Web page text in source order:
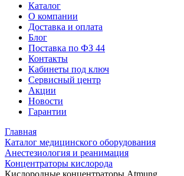
Каталог
О компании
Доставка и оплата
Блог
Поставка по ФЗ 44
Контакты
Кабинеты под ключ
Сервисный центр
Акции
Новости
Гарантии
Главная
Каталог медицинского оборудования
Анестезиология и реанимация
Концентраторы кислорода
Кислородные концентраторы Atmung